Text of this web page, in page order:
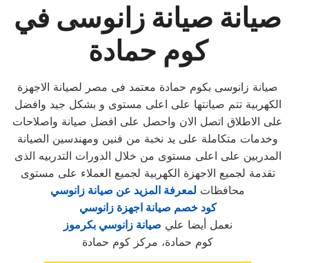
صيانة صيانة زانوسى في
كوم حمادة
صيانة زانوسى بكوم حمادة معتمد فى مصر لصيانة الاجهزة
الكهربية تتم صيانتها على اعلى مستوى و بشكل جيد وافضل
على الاطلاق اتصل الان واحصل على افضل صيانة واصلاحات
وخدمات متكاملة على يد نخبة من فنين ومهندسين الصيانة
المدربين على اعلى مستوى من خلال الدورات التدربيه الذى
تقدمة لجميع الاجهزة الكهربية لجميع العملاء على مستوى
محافظات لمعرفة المزيد عن صيانة زانوسي
كود خصم صيانة اجهزة زانوسي
نعمل أيضا علي صيانة زانوسي بكرموز
كوم حمادة، مركز كوم حمادة